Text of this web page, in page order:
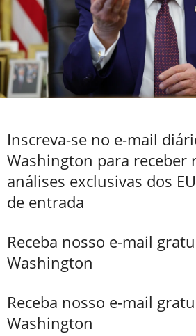
Inscreva-se no e-mail
Washington para receber
análises exclusivas dos
de entrada
Receba nosso e-mail
Washington
Receba nosso e-mail
Washington